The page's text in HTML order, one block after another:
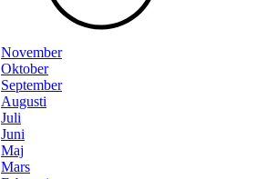
November
Oktober
September
Augusti
Juli
Juni
Maj
Mars